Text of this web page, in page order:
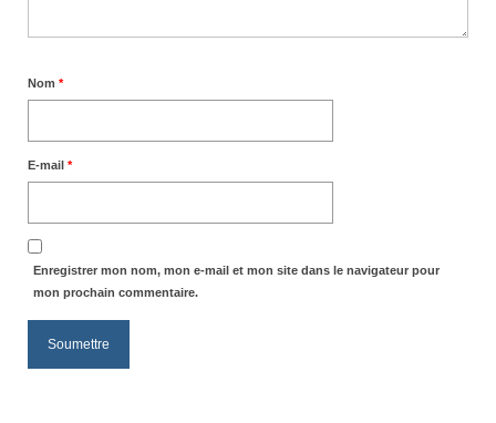
Nom *
E-mail *
Enregistrer mon nom, mon e-mail et mon site dans le navigateur pour
mon prochain commentaire.